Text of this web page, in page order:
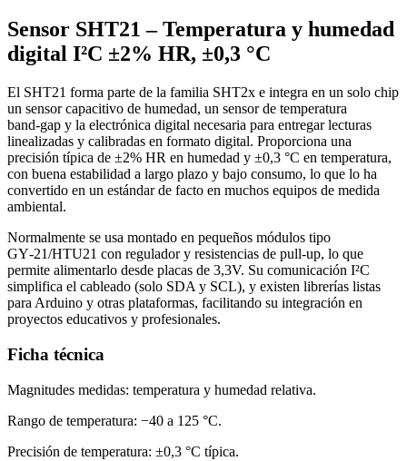
Sensor SHT21 – Temperatura y humedad
digital I²C ±2% HR, ±0,3 °C
El SHT21 forma parte de la familia SHT2x e integra en un solo chip
un sensor capacitivo de humedad, un sensor de temperatura
band‑gap y la electrónica digital necesaria para entregar lecturas
linealizadas y calibradas en formato digital. Proporciona una
precisión típica de ±2% HR en humedad y ±0,3 °C en temperatura,
con buena estabilidad a largo plazo y bajo consumo, lo que lo ha
convertido en un estándar de facto en muchos equipos de medida
ambiental.
Normalmente se usa montado en pequeños módulos tipo
GY‑21/HTU21 con regulador y resistencias de pull‑up, lo que
permite alimentarlo desde placas de 3,3V. Su comunicación I²C
simplifica el cableado (solo SDA y SCL), y existen librerías listas
para Arduino y otras plataformas, facilitando su integración en
proyectos educativos y profesionales.
Ficha técnica
Magnitudes medidas: temperatura y humedad relativa.
Rango de temperatura: −40 a 125 °C.
Precisión de temperatura: ±0,3 °C típica.